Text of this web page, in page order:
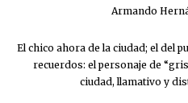
Armando
El chico ahora de la ciudad; el del
recuerdos: el personaje de
ciudad, llamativo y